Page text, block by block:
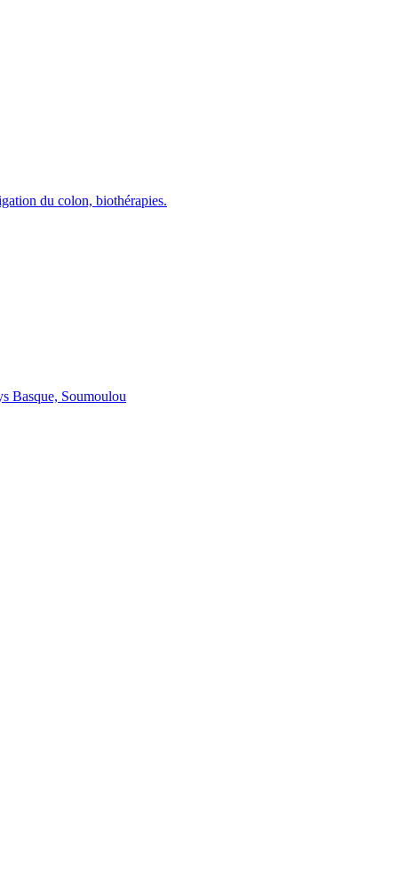
du colon, biothérapies.
Basque, Soumoulou